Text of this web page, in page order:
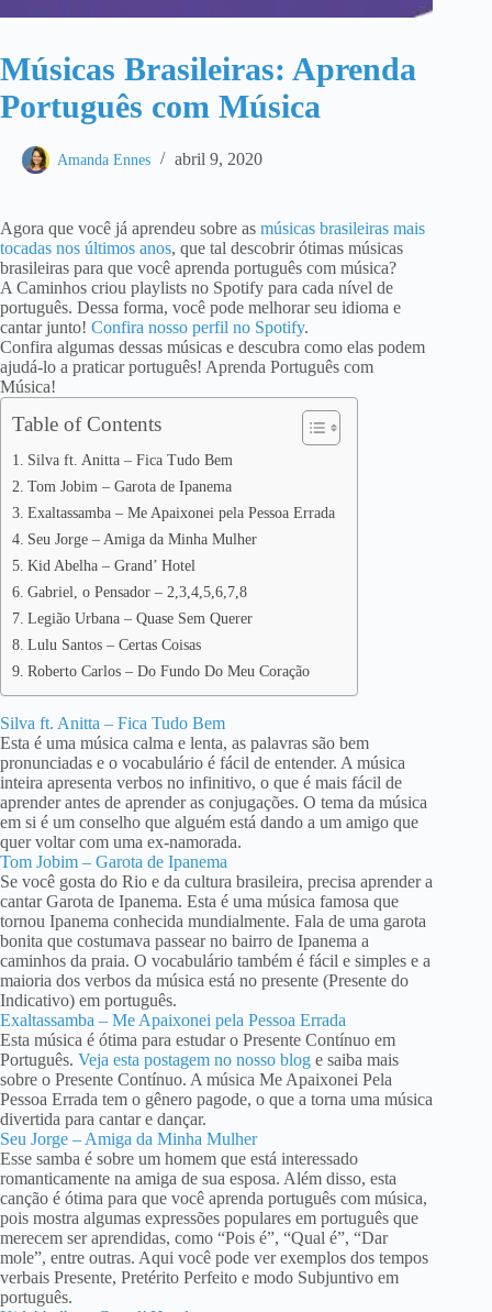
Músicas Brasileiras: Aprenda
Português com Música
Amanda Ennes abril 9, 2020
Agora que você já aprendeu sobre as músicas brasileiras mais
tocadas nos últimos anos, que tal descobrir ótimas músicas
brasileiras para que você aprenda português com música?
A Caminhos criou playlists no Spotify para cada nível de
português. Dessa forma, você pode melhorar seu idioma e
cantar junto! Confira nosso perfil no Spotify.
Confira algumas dessas músicas e descubra como elas podem
ajudá-lo a praticar português! Aprenda Português com
Música!
Table of Contents
Silva ft. Anitta – Fica Tudo Bem
Tom Jobim – Garota de Ipanema
Exaltassamba – Me Apaixonei pela Pessoa Errada
Seu Jorge – Amiga da Minha Mulher
Kid Abelha – Grand’ Hotel
Gabriel, o Pensador – 2,3,4,5,6,7,8
Legião Urbana – Quase Sem Querer
Lulu Santos – Certas Coisas
Roberto Carlos – Do Fundo Do Meu Coração
Silva ft. Anitta – Fica Tudo Bem
Esta é uma música calma e lenta, as palavras são bem
pronunciadas e o vocabulário é fácil de entender. A música
inteira apresenta verbos no infinitivo, o que é mais fácil de
aprender antes de aprender as conjugações. O tema da música
em si é um conselho que alguém está dando a um amigo que
quer voltar com uma ex-namorada.
Tom Jobim – Garota de Ipanema
Se você gosta do Rio e da cultura brasileira, precisa aprender a
cantar Garota de Ipanema. Esta é uma música famosa que
tornou Ipanema conhecida mundialmente. Fala de uma garota
bonita que costumava passear no bairro de Ipanema a
caminhos da praia. O vocabulário também é fácil e simples e a
maioria dos verbos da música está no presente (Presente do
Indicativo) em português.
Exaltassamba – Me Apaixonei pela Pessoa Errada
Esta música é ótima para estudar o Presente Contínuo em
Português. Veja esta postagem no nosso blog e saiba mais
sobre o Presente Contínuo. A música Me Apaixonei Pela
Pessoa Errada tem o gênero pagode, o que a torna uma música
divertida para cantar e dançar.
Seu Jorge – Amiga da Minha Mulher
Esse samba é sobre um homem que está interessado
romanticamente na amiga de sua esposa. Além disso, esta
canção é ótima para que você aprenda português com música,
pois mostra algumas expressões populares em português que
merecem ser aprendidas, como “Pois é”, “Qual é”, “Dar
mole”, entre outras. Aqui você pode ver exemplos dos tempos
verbais Presente, Pretérito Perfeito e modo Subjuntivo em
português.